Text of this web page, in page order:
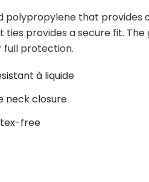
polypropylene that provides
provides a secure fit. The
full protection.
à liquide
neck closure
free